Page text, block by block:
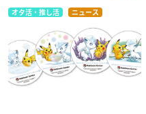
オタ活・推し活 ニュース